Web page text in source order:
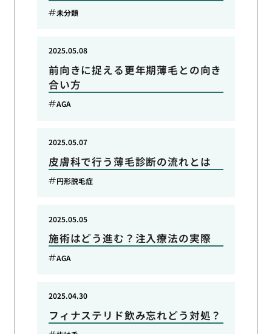
未分類
前向きに捉える更年期薄毛との向き
合い方
2025.05.08
AGA
皮膚科で行う薄毛診断の流れとは
2025.05.07
円形脱毛症
施術はどう進む？注入療法の実際
2025.05.05
AGA
フィナステリド飲み忘れどう対処？
2025.04.30